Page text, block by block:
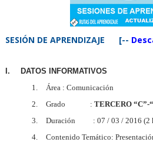
SESIÓN DE APRENDIZAJE [--
I.
DATOS INFORMATIVOS
1.
Área : Comunicación
2.
Grado :TERCERO “C”-
3.
Duración : 07 / 03 / 2016 (2
4.
Contenido Temático: